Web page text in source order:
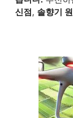
신점 , 솔향기